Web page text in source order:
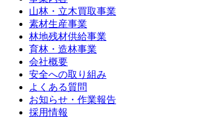
山林・立木買取事業
素材生産事業
林地残材供給事業
育林・造林事業
会社概要
安全への取り組み
よくある質問
お知らせ・作業報告
採用情報